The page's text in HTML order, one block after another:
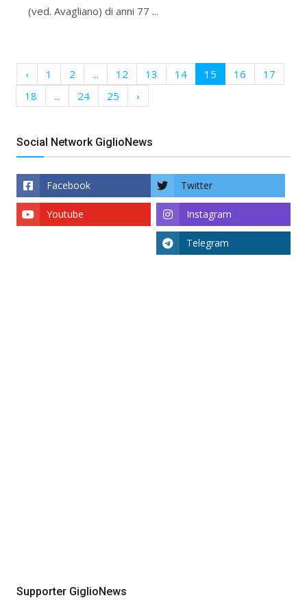
(ved. Avagliano) di anni 77 ...
‹ 1 2 ... 12 13 14 15 16
17
18
... 24 25 ›
Social Network GiglioNews
Facebook Twitter
Instagram
Youtube
Telegram
Supporter GiglioNews